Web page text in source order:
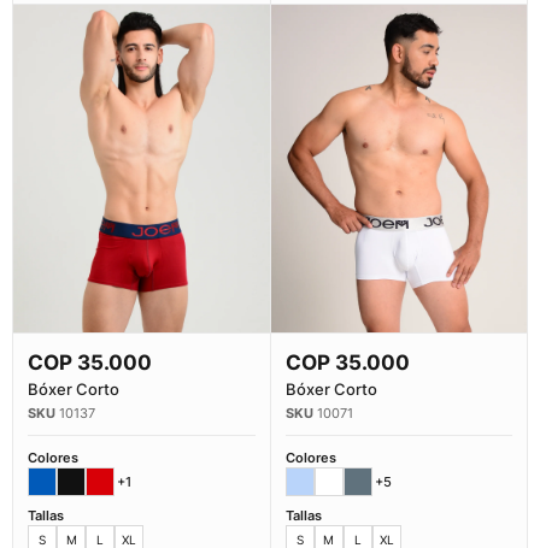
Comprar Ahora
COP 35.000
Bóxer Corto
10137
Colores
+1
Tallas
S M L XL
Comprar Ahora
COP35.000
Bóxer Corto
10071
Colores
+5
Tallas
S M L XL